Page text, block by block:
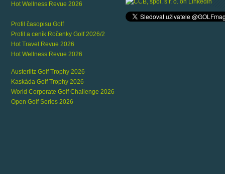
Hot Wellness Revue 2026
Profil časopisu Golf
Profil a ceník Ročenky Golf 2026/2
Hot Travel Revue 2026
Hot Wellness Revue 2026
Austerlitz Golf Trophy 2026
Kaskáda Golf Trophy 2026
World Corporate Golf Challenge 2026
Open Golf Series 2026